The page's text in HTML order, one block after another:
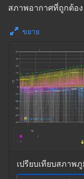
สภาพอากาศที่ถูกต้อง
ขยาย
เปรียบเทียบสภาพ